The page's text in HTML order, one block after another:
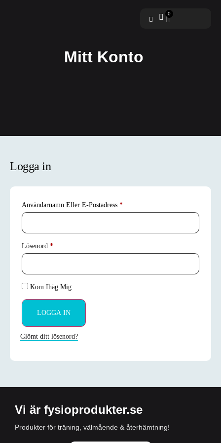
0
Mitt Konto
Logga in
Användarnamn Eller E-Postadress *
Lösenord *
Kom Ihåg Mig
LOGGA IN
Glömt ditt lösenord?
Vi är fysioprodukter.se
Produkter för träning, välmående & återhämtning!